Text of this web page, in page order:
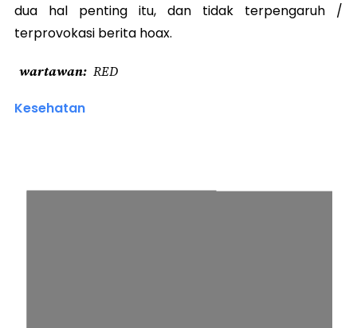
dua hal penting itu, dan tidak terpengaruh /
terprovokasi berita hoax.
wartawan RED
Kesehatan